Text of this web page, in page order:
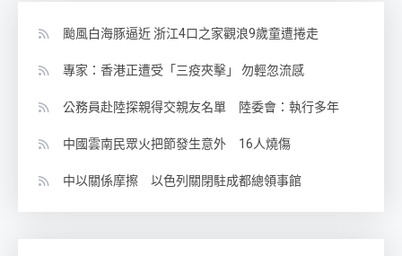
颱風白海豚逼近 浙江4口之家觀浪9歲童遭捲走
專家：香港正遭受「三疫夾擊」 勿輕忽流感
公務員赴陸探親得交親友名單 陸委會：執行多年
中國雲南民眾火把節發生意外 16人燒傷
中以關係摩擦 以色列關閉駐成都總領事館